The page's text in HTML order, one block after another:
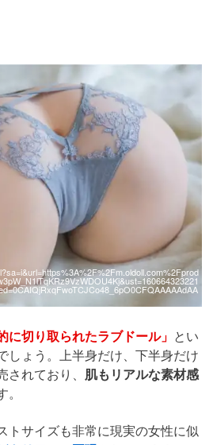
に切り取られたラブドール」 とい
しょう。上半身だけ、下半身だけ
れており、 肌もリアルな素材感
トサイズも非常に現実の女性に似